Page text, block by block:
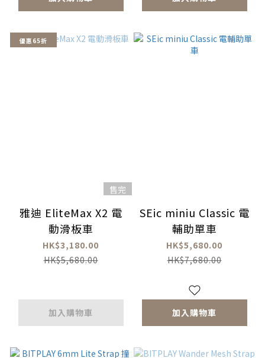
優惠65折
售完
雅迪 EliteMax X2 電
動滑板車
HK$3,180.00
HK$5,680.00
加入購物車
SEic miniu Classic 電
輔助單車
HK$5,680.00
HK$7,680.00
加入購物車